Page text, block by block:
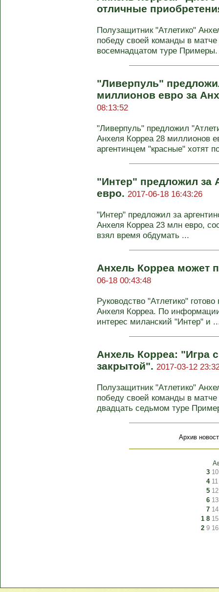
отличные
Полузащитник "Атлетико"
победу своей команды в
восемнадцатом туре
"Ливерпуль"
миллионов евро за
08:13:52
"Ливерпуль" предложил
Анхеля Корреа 28 миллионов
аргентинцем "красные" хотят
"Интер" предложил за
евро. 2017-06-18 16:43:26
"Интер" предложил за
Анхеля Корреа 23 млн евро,
взял время обдумать ...
Анхель Корреа может
06-18 00:43:48
Руководство "Атлетико"
Анхеля Корреа. По
интерес миланский "Интер" и
Анхель Корреа: "Игра
закрытой". 2017-03-12
Полузащитник "Атлетико"
победу своей команды в
двадцать седьмом туре
Архив
3 10
4 11
5 12
6 13
7 14
1 8 15
2 9 16